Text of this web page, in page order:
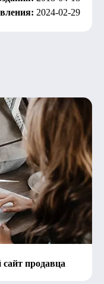
2024-02-29
продавца